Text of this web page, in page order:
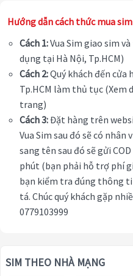
Hướng dẫn cách thức mua
Cách 1:Vua Sim giao sim
dụng tại Hà Nội, Tp.HCM)
Cách 2:Quý khách đến cửa
Tp.HCM làm thủ tục (Xem
trang)
Cách 3:Đặt hàng trên
Vua Sim sau đó sẽ có
sang tên sau đó sẽ gửi
phút (bạn phải hỗ trợ phí
bạn kiểm tra đúng thông
tá. Chúc quý khách gặp
0779103999
SIM THEO NHÀ MẠNG